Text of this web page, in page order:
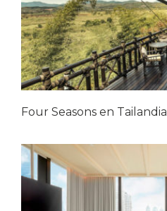
Four Seasons en Tailandia